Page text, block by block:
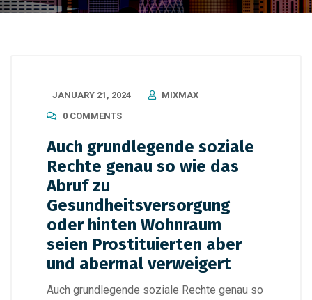
JANUARY 21, 2024
MIXMAX
0 COMMENTS
Auch grundlegende soziale
Rechte genau so wie das
Abruf zu
Gesundheitsversorgung
oder hinten Wohnraum
seien Prostituierten aber
und abermal verweigert
Auch grundlegende soziale Rechte genau so